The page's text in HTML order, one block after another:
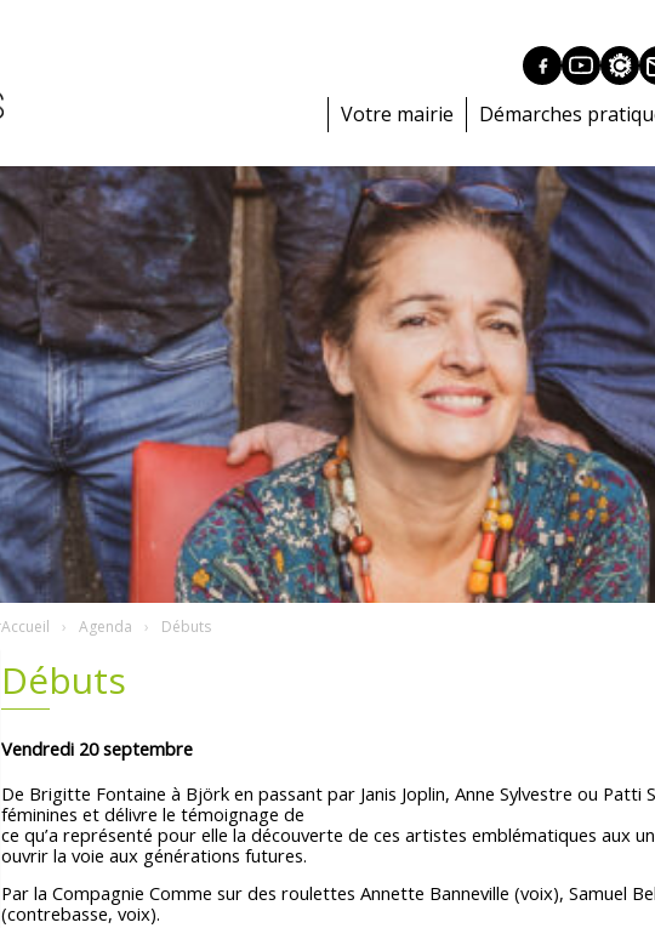
Votre mairie Démarches
Accueil Agenda Débuts
Débuts
Vendredi 20 septembre
De Brigitte Fontaine à Björk en passant par Janis Joplin, Anne Sylvestre ou Patti
féminines et délivre le témoignage de
ce qu’a représenté pour elle la découverte de ces artistes emblématiques aux
ouvrir la voie aux générations futures.
Par la Compagnie Comme sur des roulettes Annette Banneville (voix), Samuel
(contrebasse, voix).